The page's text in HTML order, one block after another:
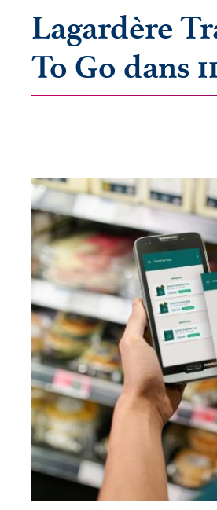
Lagardère
To Go dans